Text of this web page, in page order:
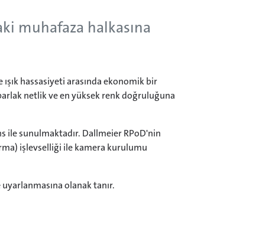
muhafaza halkasına
hassasiyeti arasında ekonomik bir
netlik ve en yüksek renk doğruluğuna
ile sunulmaktadır. Dallmeier RPoD'nin
işlevselliği ile kamera kurulumu
olanak tanır.